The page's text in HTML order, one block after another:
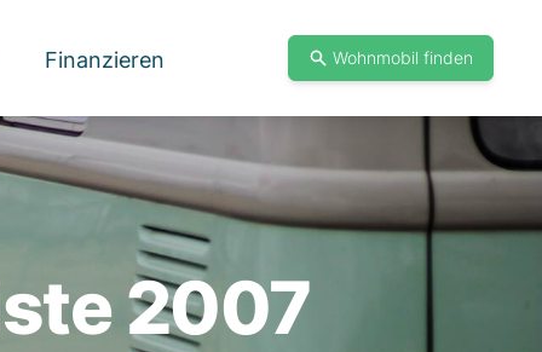
Finanzieren Wohnmobil finden
2007